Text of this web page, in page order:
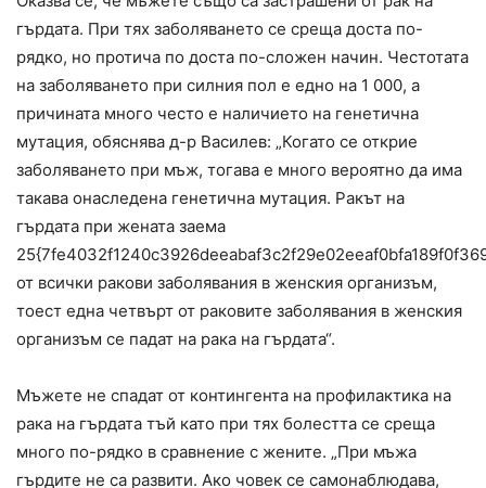
гърдата. При тях заболяването се среща доста по-
рядко, но протича по доста по-сложен начин. Честотата
на заболяването при силния пол е едно на 1 000, а
причината много често е наличието на генетична
мутация, обяснява д-р Василев: „Когато се открие
заболяването при мъж, тогава е много вероятно да има
такава онаследена генетична мутация. Ракът на
гърдата при жената заема
от всички ракови заболявания в женския организъм,
тоест една четвърт от раковите заболявания в женския
организъм се падат на рака на гърдата“.
Мъжете не спадат от контингента на профилактика на
рака на гърдата тъй като при тях болестта се среща
много по-рядко в сравнение с жените. „При мъжа
гърдите не са развити. Ако човек се самонаблюдава,